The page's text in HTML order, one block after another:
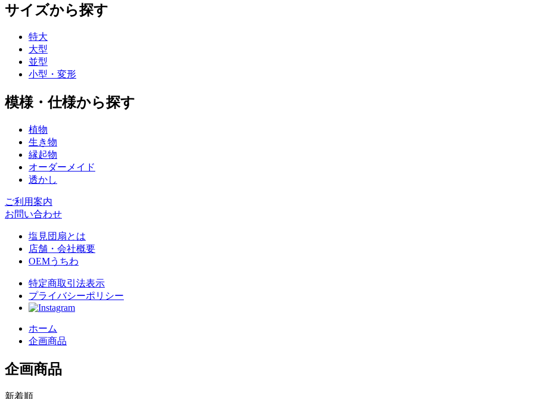
サイズから探す
特大
大型
並型
小型・変形
模様・仕様から探す
植物
生き物
縁起物
オーダーメイド
透かし
ご利用案内
お問い合わせ
塩見団扇とは
店舗・会社概要
OEMうちわ
特定商取引法表示
プライバシーポリシー
ホーム
企画商品
企画商品
新着順